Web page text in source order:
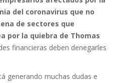
del coronavirus que no
de sectores que
por la quiebra de Thomas
financieras deben denegarles
generando muchas dudas e